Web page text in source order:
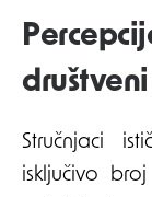
Stručnjaci
isključivo